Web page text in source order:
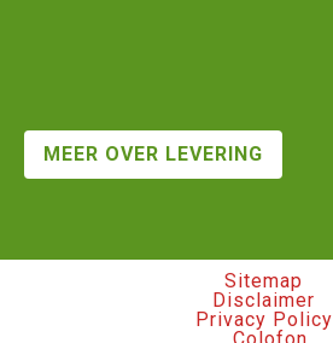
MEER OVER LEVERING
Sitemap
Disclaimer
Privacy Policy
Colofon